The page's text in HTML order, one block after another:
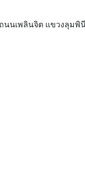
นนเพลินจิต แขวงลุมพิ